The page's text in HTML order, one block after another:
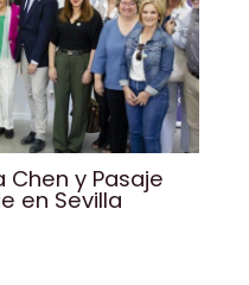
Chen y Pasaje
en Sevilla